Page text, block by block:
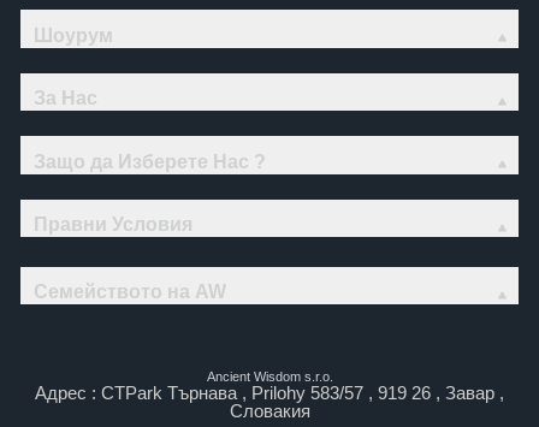
Шоурум
За Нас
Защо да Изберете Нас ?
Правни Условия
Семейството на AW
Ancient Wisdom s.r.o.
Адрес : CTPark Търнава , Prilohy 583/57 , 919 26 , Завар ,
Словакия